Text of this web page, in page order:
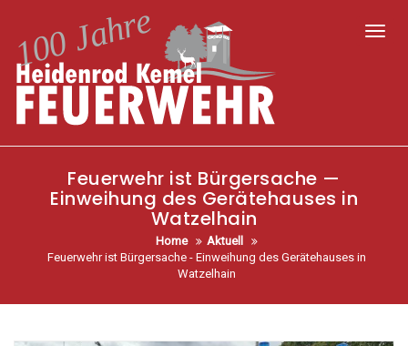
Feuerwehr ist Bürgersache —
Einweihung des Gerätehauses in
Watzelhain
Home
Aktuell
Feuerwehr ist Bürgersache - Einweihung des Gerätehauses in
Watzelhain